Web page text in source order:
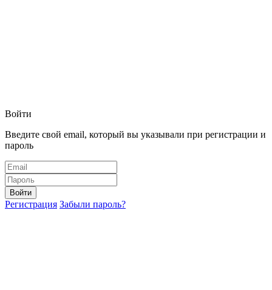
Войти
Введите свой email, который вы указывали при регистрации и
пароль
Войти
Регистрация Забыли пароль?